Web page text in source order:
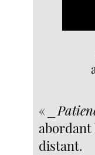
«
abordant
distant.